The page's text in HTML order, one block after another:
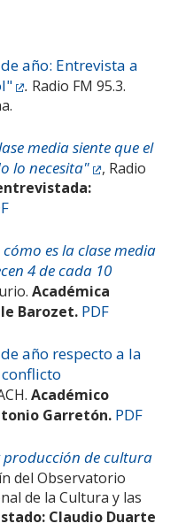
año: Entrevista a
. Radio FM 95.3.
media siente que el
lo necesita"
, Radio
es la clase media
4 de cada 10
Académica
Barozet. PDF
año respecto a la
Académico
Garretón. PDF
producción de cultura
del Observatorio
de la Cultura y las
Claudio Duarte